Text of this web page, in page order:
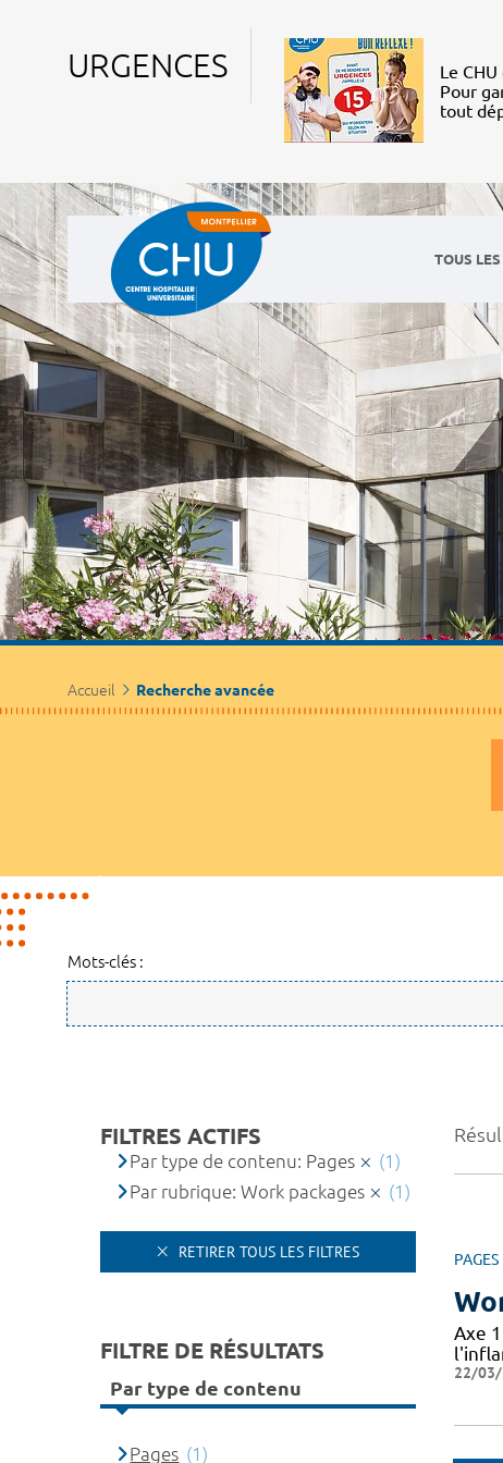
URGENCES
Le
Pour
tout
TOUS
Accueil Recherche avancée
Mots-clés :
PAGES
Axe
22/
FILTRES ACTIFS
Par type de contenu: Pages
(1)
Par rubrique: Work packages
(1)
RETIRER TOUS LES FILTRES
FILTRE DE RÉSULTATS
Par type de contenu
Pages (1)